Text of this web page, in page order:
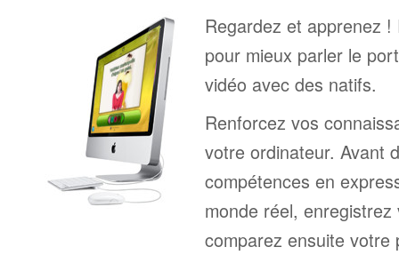
Regardez et apprenez
pour mieux parler le
vidéo avec des natifs.
Renforcez vos
votre ordinateur. Avant
compétences en
monde réel,
comparez ensuite votre